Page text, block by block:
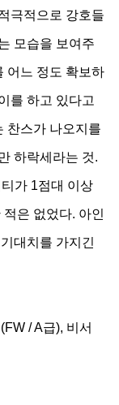
극적으로 강호들
모습을 보여주
어느 정도 확보하
를 하고 있다고
찬스가 나오지를
하락세라는 것.
가 1점대 이상
은 없었다. 아인
대치를 가지긴
/ A급), 비서